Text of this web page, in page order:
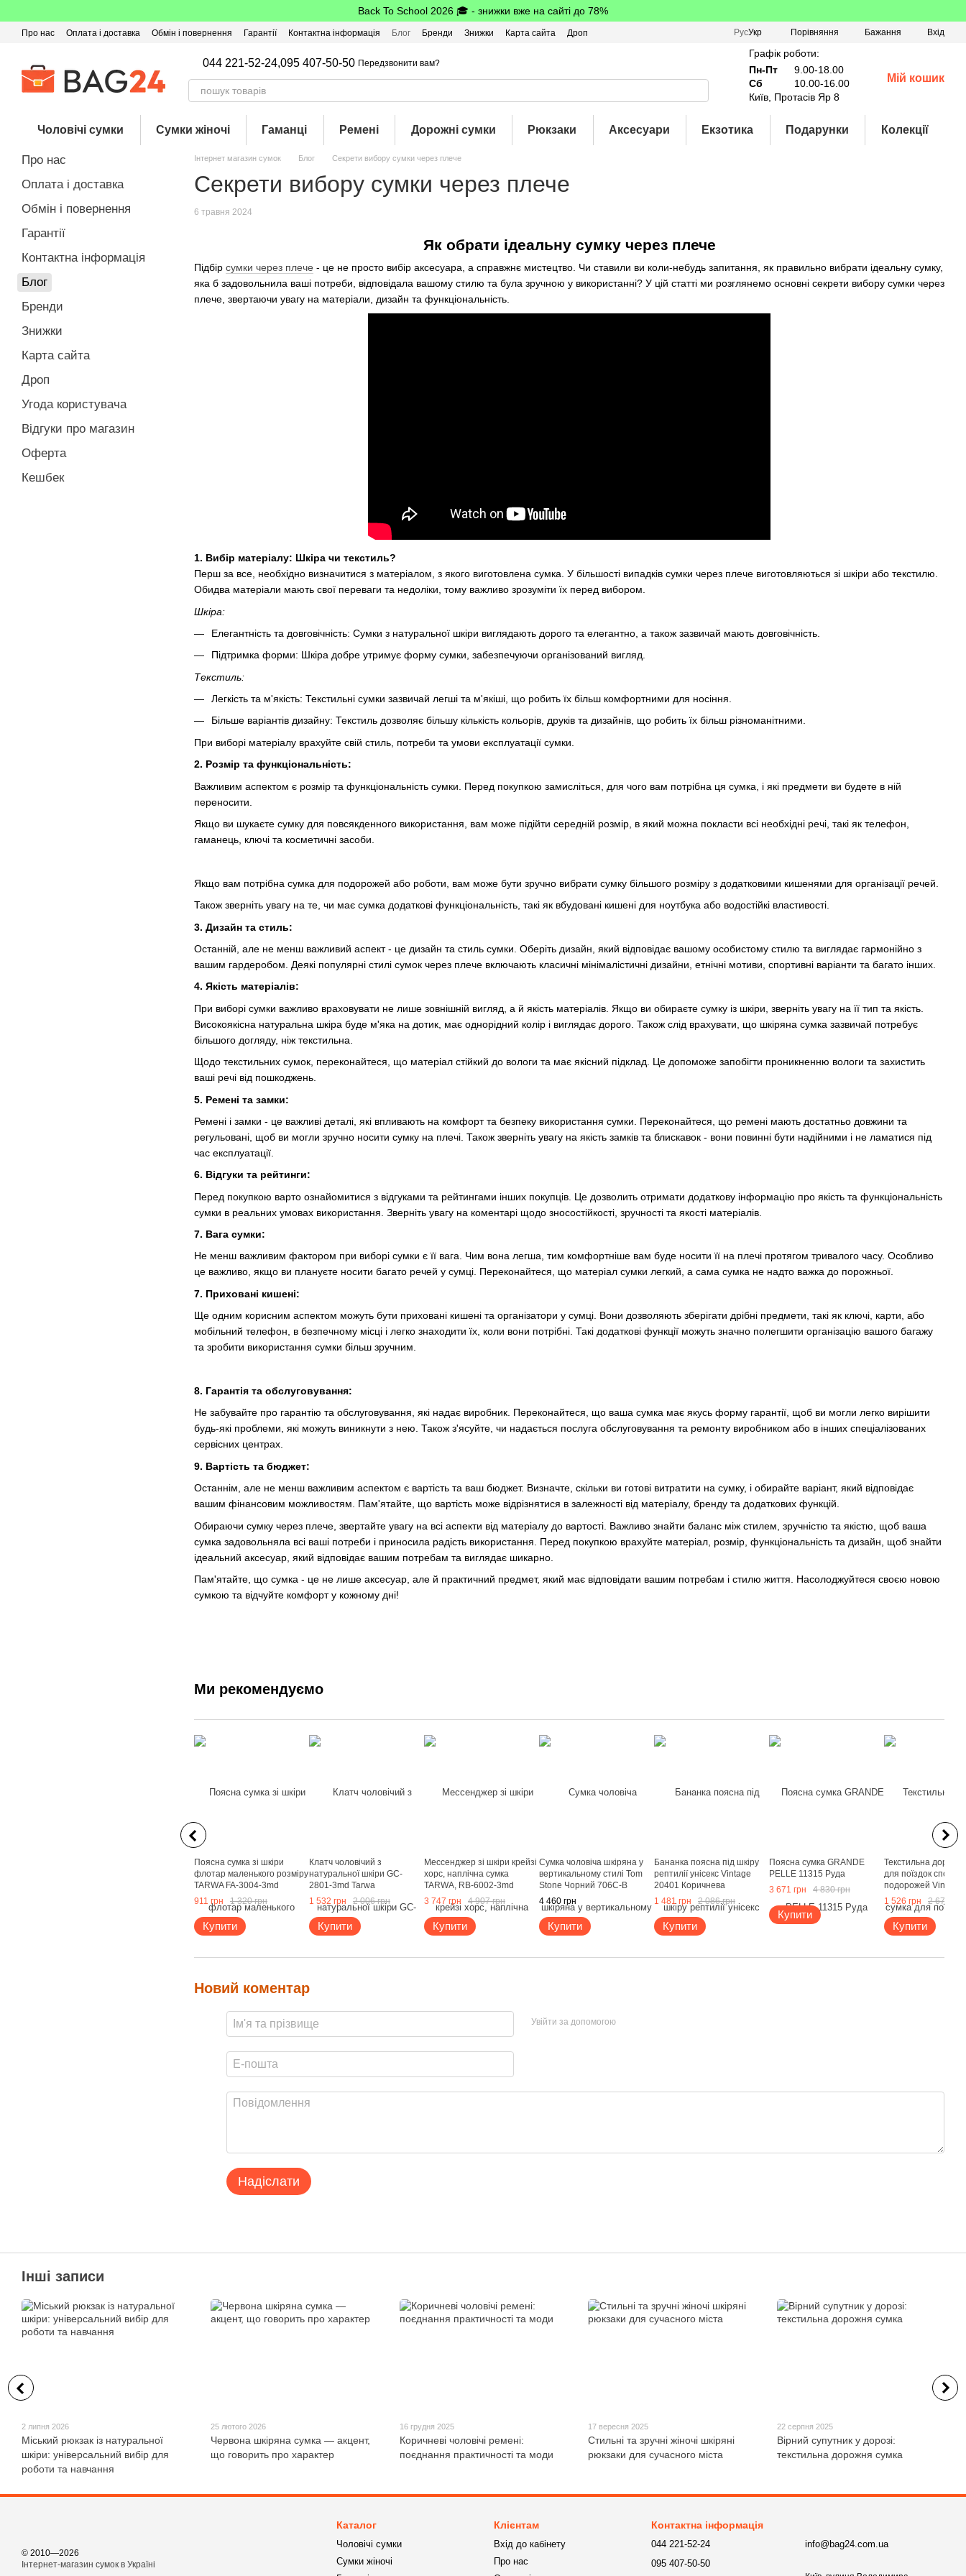
Back To School 2026 🎓 - знижки вже на сайті до 78%
Про нас Оплата і доставка Обмін і повернення Гарантії Контактна інформація Блог Бренди Знижки Карта сайта
Дроп
РусУкр Порівняння Бажання Вхід
044 221-52-24,095 407-50-50 Передзвонити вам?
Графік роботи:
Пн-Пт
9.00-18.00
Сб
10.00-16.00
Київ, Протасів Яр 8
Мій кошик
Чоловічі сумки Сумки жіночі Гаманці Ремені Дорожні сумки Рюкзаки Аксесуари Екзотика Подарунки Колекції
Інтернет магазин сумок Блог Секрети вибору сумки через плече
Секрети вибору сумки через плече
6 травня 2024
Як обрати ідеальну сумку через плече
Підбір сумки через плече - це не просто вибір аксесуара, а справжнє мистецтво. Чи ставили ви коли-небудь запитання, як правильно вибрати ідеальну сумку,
яка б задовольнила ваші потреби, відповідала вашому стилю та була зручною у використанні? У цій статті ми розглянемо основні секрети вибору сумки через
плече, звертаючи увагу на матеріали, дизайн та функціональність.
1. Вибір матеріалу: Шкіра чи текстиль?
Перш за все, необхідно визначитися з матеріалом, з якого виготовлена сумка. У більшості випадків сумки через плече виготовляються зі шкіри або текстилю.
Обидва матеріали мають свої переваги та недоліки, тому важливо зрозуміти їх перед вибором.
Шкіра:
Елегантність та довговічність: Сумки з натуральної шкіри виглядають дорого та елегантно, а також зазвичай мають довговічність.
Підтримка форми: Шкіра добре утримує форму сумки, забезпечуючи організований вигляд.
Текстиль:
Легкість та м'якість: Текстильні сумки зазвичай легші та м'якіші, що робить їх більш комфортними для носіння.
Більше варіантів дизайну: Текстиль дозволяє більшу кількість кольорів, друків та дизайнів, що робить їх більш різноманітними.
При виборі матеріалу врахуйте свій стиль, потреби та умови експлуатації сумки.
2. Розмір та функціональність:
Важливим аспектом є розмір та функціональність сумки. Перед покупкою замисліться, для чого вам потрібна ця сумка, і які предмети ви будете в ній
переносити.
Якщо ви шукаєте сумку для повсякденного використання, вам може підійти середній розмір, в який можна покласти всі необхідні речі, такі як телефон,
гаманець, ключі та косметичні засоби.
Якщо вам потрібна сумка для подорожей або роботи, вам може бути зручно вибрати сумку більшого розміру з додатковими кишенями для організації речей.
Також зверніть увагу на те, чи має сумка додаткові функціональність, такі як вбудовані кишені для ноутбука або водостійкі властивості.
3. Дизайн та стиль:
Останній, але не менш важливий аспект - це дизайн та стиль сумки. Оберіть дизайн, який відповідає вашому особистому стилю та виглядає гармонійно з
вашим гардеробом. Деякі популярні стилі сумок через плече включають класичні мінімалістичні дизайни, етнічні мотиви, спортивні варіанти та багато інших.
4. Якість матеріалів:
При виборі сумки важливо враховувати не лише зовнішній вигляд, а й якість матеріалів. Якщо ви обираєте сумку із шкіри, зверніть увагу на її тип та якість.
Високоякісна натуральна шкіра буде м'яка на дотик, має однорідний колір і виглядає дорого. Також слід врахувати, що шкіряна сумка зазвичай потребує
більшого догляду, ніж текстильна.
Щодо текстильних сумок, переконайтеся, що матеріал стійкий до вологи та має якісний підклад. Це допоможе запобігти проникненню вологи та захистить
ваші речі від пошкоджень.
5. Ремені та замки:
Ремені і замки - це важливі деталі, які впливають на комфорт та безпеку використання сумки. Переконайтеся, що ремені мають достатньо довжини та
регульовані, щоб ви могли зручно носити сумку на плечі. Також зверніть увагу на якість замків та блискавок - вони повинні бути надійними і не ламатися під
час експлуатації.
6. Відгуки та рейтинги:
Перед покупкою варто ознайомитися з відгуками та рейтингами інших покупців. Це дозволить отримати додаткову інформацію про якість та функціональність
сумки в реальних умовах використання. Зверніть увагу на коментарі щодо зносостійкості, зручності та якості матеріалів.
7. Вага сумки:
Не менш важливим фактором при виборі сумки є її вага. Чим вона легша, тим комфортніше вам буде носити її на плечі протягом тривалого часу. Особливо
це важливо, якщо ви плануєте носити багато речей у сумці. Переконайтеся, що матеріал сумки легкий, а сама сумка не надто важка до порожньої.
7. Приховані кишені:
Ще одним корисним аспектом можуть бути приховані кишені та організатори у сумці. Вони дозволяють зберігати дрібні предмети, такі як ключі, карти, або
мобільний телефон, в безпечному місці і легко знаходити їх, коли вони потрібні. Такі додаткові функції можуть значно полегшити організацію вашого багажу
та зробити використання сумки більш зручним.
8. Гарантія та обслуговування:
Не забувайте про гарантію та обслуговування, які надає виробник. Переконайтеся, що ваша сумка має якусь форму гарантії, щоб ви могли легко вирішити
будь-які проблеми, які можуть виникнути з нею. Також з'ясуйте, чи надається послуга обслуговування та ремонту виробником або в інших спеціалізованих
сервісних центрах.
9. Вартість та бюджет:
Останнім, але не менш важливим аспектом є вартість та ваш бюджет. Визначте, скільки ви готові витратити на сумку, і обирайте варіант, який відповідає
вашим фінансовим можливостям. Пам'ятайте, що вартість може відрізнятися в залежності від матеріалу, бренду та додаткових функцій.
Обираючи сумку через плече, звертайте увагу на всі аспекти від матеріалу до вартості. Важливо знайти баланс між стилем, зручністю та якістю, щоб ваша
сумка задовольняла всі ваші потреби і приносила радість використання. Перед покупкою врахуйте матеріал, розмір, функціональність та дизайн, щоб знайти
ідеальний аксесуар, який відповідає вашим потребам та виглядає шикарно.
Пам'ятайте, що сумка - це не лише аксесуар, але й практичний предмет, який має відповідати вашим потребам і стилю життя. Насолоджуйтеся своєю новою
сумкою та відчуйте комфорт у кожному дні!
Ми рекомендуємо
Поясна сумка зі шкіри
флотар маленького розміру
TARWA FA-3004-3md
Чорний
911 грн 1 320 грн
Купити
Клатч чоловічий з
натуральної шкіри GC-
2801-3md Tarwa
Коричневий
1 532 грн 2 006 грн
Купити
Мессенджер зі шкіри крейзі
хорс, наплічна сумка
TARWA, RB-6002-3md
Коричневий
3 747 грн 4 907 грн
Купити
Сумка чоловіча шкіряна у
вертикальному стилі Tom
Stone Чорний 706C-B
4 460 грн
Купити
Бананка поясна під шкіру
рептилії унісекс Vintage
20401 Коричнева
1 481 грн
2 086 грн
Купити
Поясна сумка GRANDE
PELLE 11315 Руда
3 671 грн
4 830 грн
Купити
Текстильна
для поїздок спорту
подорожей Vintage
Коричнева
1 526 грн 2 677 грн
Купити
Новий коментар
Увійти за допомогою
Надіслати
Про нас
Оплата і доставка
Обмін і повернення
Гарантії
Контактна інформація
Блог
Бренди
Знижки
Карта сайта
Дроп
Угода користувача
Відгуки про магазин
Оферта
Кешбек
Інші записи
2 липня 2026
Міський рюкзак із натуральної
шкіри: універсальний вибір для
роботи та навчання
25 лютого 2026
Червона шкіряна сумка — акцент,
що говорить про характер
16 грудня 2025
Коричневі чоловічі ремені:
поєднання практичності та моди
17 вересня 2025
Стильні та зручні жіночі шкіряні
рюкзаки для сучасного міста
22 серпня 2025
Вірний супутник у дорозі:
текстильна дорожня сумка
© 2010—2026
Інтернет-магазин сумок в Україні
Каталог
Чоловічі сумки
Сумки жіночі
Клієнтам
Вхід до кабінету
Про нас
Контактна інформація
044 221-52-24
095 407-50-50
info@bag24.com.ua